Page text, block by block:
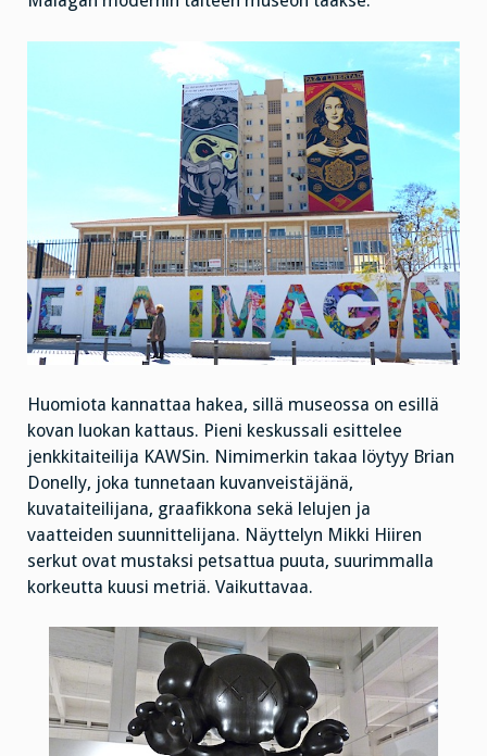
Huomiota kannattaa hakea, sillä museossa on esillä
kovan luokan kattaus. Pieni keskussali esittelee
jenkkitaiteilija KAWSin. Nimimerkin takaa löytyy Brian
Donelly, joka tunnetaan kuvanveistäjänä,
kuvataiteilijana, graafikkona sekä lelujen ja
vaatteiden suunnittelijana. Näyttelyn Mikki Hiiren
serkut ovat mustaksi petsattua puuta, suurimmalla
korkeutta kuusi metriä. Vaikuttavaa.